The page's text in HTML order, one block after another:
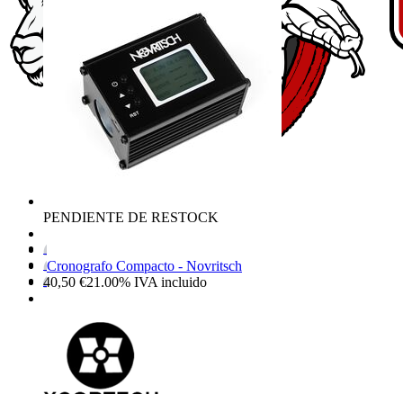
PENDIENTE DE RESTOCK
Cronografo Compacto - Novritsch
40,50 €21.00% IVA incluido